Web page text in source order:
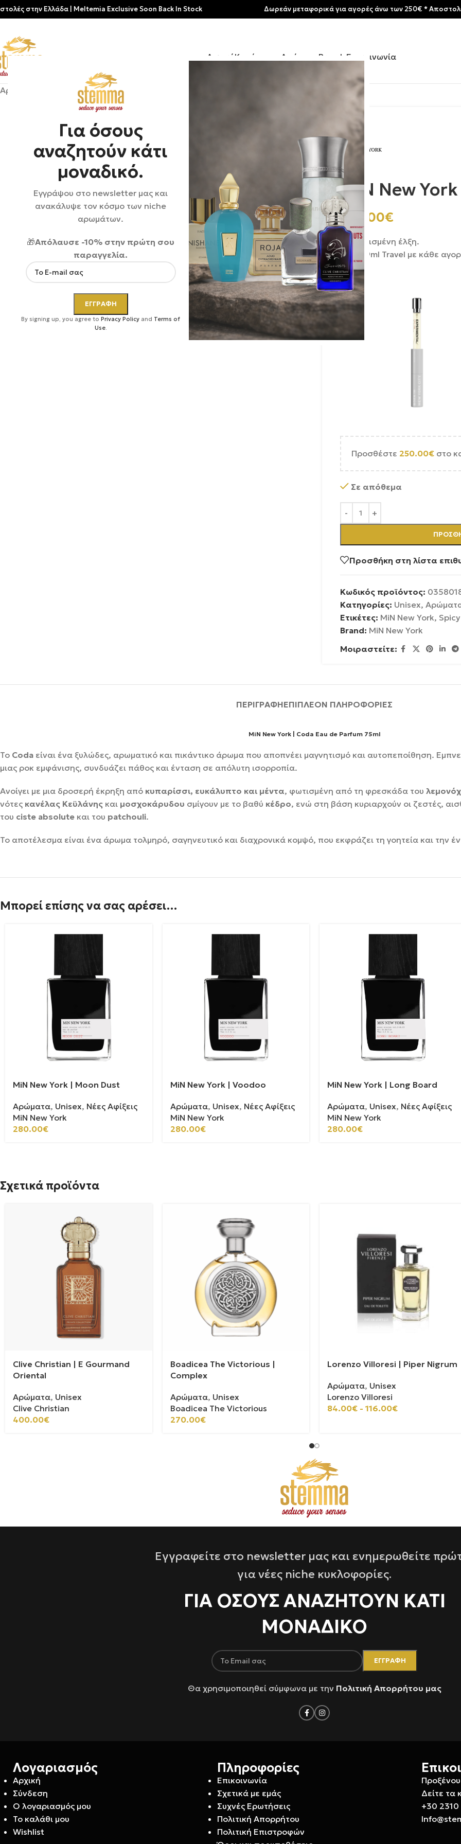
Για όσους
αναζητούν κάτι
μοναδικό.
Εγγράψου στο newsletter μας και
ανακάλυψε τον κόσμο των niche
αρωμάτων.
🎁Απόλαυσε -10% στην πρώτη σου
παραγγελία.
By signing up, you agree toPrivacy Policy and Terms of
Use.
Αρχική Κατάστημα Αρώματα Brands Επικοινωνία
Αρχική σελίδα Shop/Αρώματα/
Κάντε κλικ για μεγέθυνση
MiN New
280.00€
Ηλεκτρισμένη έλξη.
Δώρο 9ml Travel με κάθε
Προσθέστε 250.00€στο
Σε απόθεμα
Προσθήκη στη λίστα
Κωδικός προϊόντος:
Κατηγορίες: Unisex,
Ετικέτες: MiN New York, Spicy
Brand: MiN New York
Μοιραστείτε:
ΠΕΡΙΓΡΑΦΉΕΠΙΠΛΈΟΝ ΠΛΗΡΟΦΟΡΊΕΣ
MiN New York | Coda Eau de Parfum 75ml
Το Coda είναι ένα ξυλώδες, αρωματικό και πικάντικο άρωμα που αποπνέει μαγνητισμό και αυτοπεποίθηση.
μιας ροκ εμφάνισης, συνδυάζει πάθος και ένταση σε απόλυτη ισορροπία.
Ανοίγει με μια δροσερή έκρηξη από κυπαρίσσι, ευκάλυπτο και μέντα, φωτισμένη από τη φρεσκάδα του
νότες κανέλας Κεϋλάνης και μοσχοκάρυδου σμίγουν με το βαθύ κέδρο, ενώ στη βάση κυριαρχούν οι ζεστές,
του ciste absolute και του patchouli.
Το αποτέλεσμα είναι ένα άρωμα τολμηρό, σαγηνευτικό και διαχρονικά κομψό, που εκφράζει τη γοητεία και την
Μπορεί επίσης να σας αρέσει…
MiN New York | Moon Dust
Αρώματα, Unisex, Νέες Αφίξεις
MiN New York
280.00€
MiN New York | Voodoo
Αρώματα, Unisex, Νέες Αφίξεις
MiN New York
280.00€
MiN New York | Long Board
Αρώματα, Unisex, Νέες Αφίξεις
MiN New York
280.00€
Σχετικά προϊόντα
Clive Christian | E Gourmand
Oriental
Αρώματα, Unisex
Clive Christian
400.00€
Boadicea The Victorious |
Complex
Αρώματα, Unisex
Boadicea The Victorious
270.00€
Lorenzo Villoresi | Piper Nigrum
Αρώματα, Unisex
Lorenzo Villoresi
84.00€ - 116.00€
Εγγραφείτε στο newsletter μας και ενημερωθείτε
για νέες niche κυκλοφορίες.
ΓΙΑ ΌΣΟΥΣ ΑΝΑΖΗΤΟΥΝ ΚΑΤΙ
ΜΟΝΑΔΙΚΟ
Θα χρησιμοποιηθεί σύμφωνα με την Πολιτική Απορρήτου μας
Λογαριασμός
Αρχική
Σύνδεση
Ο λογαριασμός μου
Το καλάθι μου
Wishlist
Πληροφορίες
Επικοινωνία
Σχετικά με εμάς
Συχνές Ερωτήσεις
Πολιτική Απορρήτου
Πολιτική Επιστροφών
Δείτε τα
+30
Ελλάδα | Meltemia Exclusive Soon Back In Stock Δωρεάν μεταφορικά για αγορές άνω των 250€ * Aποστολές